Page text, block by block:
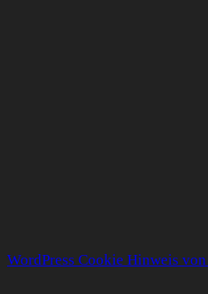
WordPress Cookie Hinweis